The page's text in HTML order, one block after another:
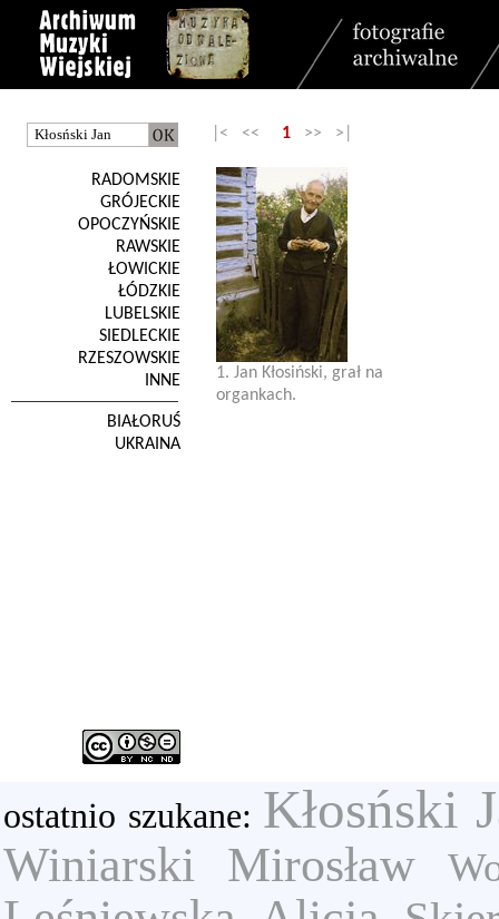
RADOMSKIE
GRÓJECKIE
OPOCZYŃSKIE
RAWSKIE
ŁOWICKIE
ŁÓDZKIE
LUBELSKIE
SIEDLECKIE
RZESZOWSKIE
INNE
BIAŁORUŚ
UKRAINA
|< << 1 >> >|
1. Jan Kłosiński, grał na
organkach.
ostatnio szukane: Kłosński
Winiarski Mirosław